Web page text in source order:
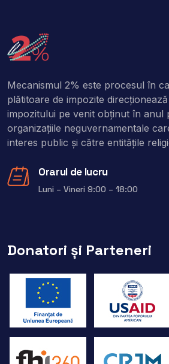
Mecanismul 2% este procesul în
plătitoare de impozite
impozitului pe venit obţinut în anul
organizaţiile neguvernamentale
interes public şi către entitățile
Orarul de lucru
Luni – Vineri 9:00 – 18:00
Donatori și Parteneri